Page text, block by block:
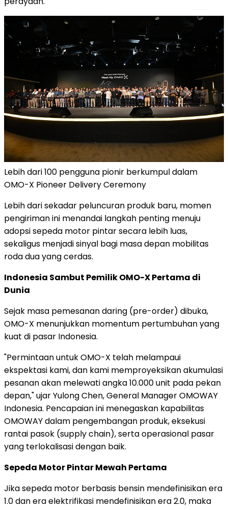
Lebih dari 100 pengguna pionir berkumpul dalam
OMO-X Pioneer Delivery Ceremony
Lebih dari sekadar peluncuran produk baru, momen
pengiriman ini menandai langkah penting menuju
adopsi sepeda motor pintar secara lebih luas,
sekaligus menjadi sinyal bagi masa depan mobilitas
roda dua yang cerdas.
Indonesia Sambut Pemilik OMO-X Pertama di
Dunia
Sejak masa pemesanan daring (pre-order) dibuka,
OMO-X menunjukkan momentum pertumbuhan yang
kuat di pasar Indonesia.
"Permintaan untuk OMO-X telah melampaui
ekspektasi kami, dan kami memproyeksikan akumulasi
pesanan akan melewati angka 10.000 unit pada pekan
depan," ujar Yulong Chen, General Manager OMOWAY
Indonesia. Pencapaian ini menegaskan kapabilitas
OMOWAY dalam pengembangan produk, eksekusi
rantai pasok (supply chain), serta operasional pasar
yang terlokalisasi dengan baik.
Sepeda Motor Pintar Mewah Pertama
Jika sepeda motor berbasis bensin mendefinisikan era
1.0 dan era elektrifikasi mendefinisikan era 2.0, maka